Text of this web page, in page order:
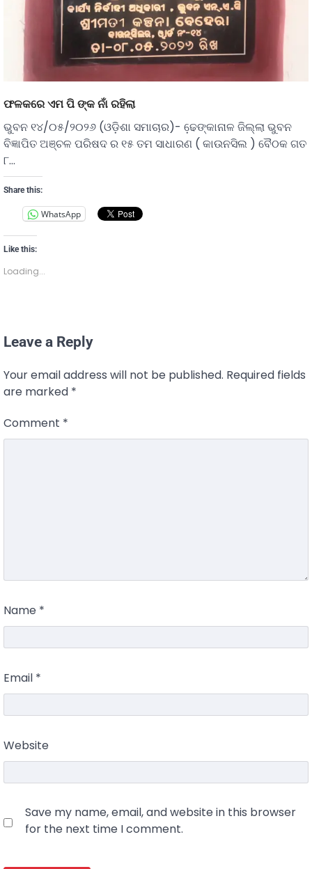
ଫଳକରେ ଏମ ପି ଙ୍କ ନାଁ ରହିଲା
ଭୁବନ ୧୪/୦୫/୨୦୨୬ (ଓଡ଼ିଶା ସମାଚାର)- ଢେ଼ଙ୍କାନାଳ ଜିଲ୍ଲା ଭୁବନ
ବିଜ୍ଞାପିତ ଅଞ୍ଚଳ ପରିଷଦ ର ୧୫ ତମ ସାଧାରଣ ( କାଉନସିଲ ) ବୈଠକ ଗତ
୮…
Share this:
WhatsApp
Like this:
Loading...
Leave a Reply
Your email address will not be published. Required fields
are marked *
Comment *
Name *
Email *
Website
Save my name, email, and website in this browser
for the next time I comment.